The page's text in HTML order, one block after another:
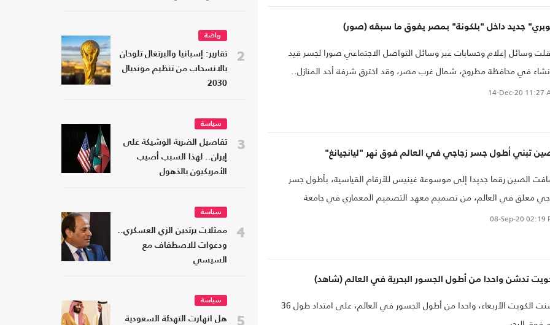
جديد داخل "بلكونة" بمصر يفوق ما سبقه (صور)
وسائل إعلام وحسابات عبر وسائل التواصل الاجتماعي صورا لجسر قيد
في محافظة مطروح، شمال غرب مصر، وقد اخترق شرفة أحد المنازل..
14-Dec-20 11:27
تبني أطول جسر زجاجي في العالم فوق نهر "ليانجيانغ"
الصين رقما جديدا إلى موسوعة غينيس للأرقام القياسية، بأطول جسر
معلق في العالم، من تصميم معهد التصميم المعماري في جامعة
08-Sep-20 02:19
تدشن واحدا من أطول الجسور البحرية في العالم (شاهد)
دشّنت الكويت الأربعاء، واحدا من أطول الجسور في العالم، على امتداد طول 36
2
رياضة
تقارير: إسبانيا والبرتغال تلوحان
بالانسحاب من تنظيم مونديال
2030
3
سياسة
تفاصيل الضربة الوشيكة على
إيران.. لهذا السبب أصيب
الأمريكيون بالذهول
4
سياسة
ممثلات يرتدين الزي العسكري..
ودعوات للاصطفاف مع
السيسي
5
سياسة
هل انهارت التهدئة السعودية